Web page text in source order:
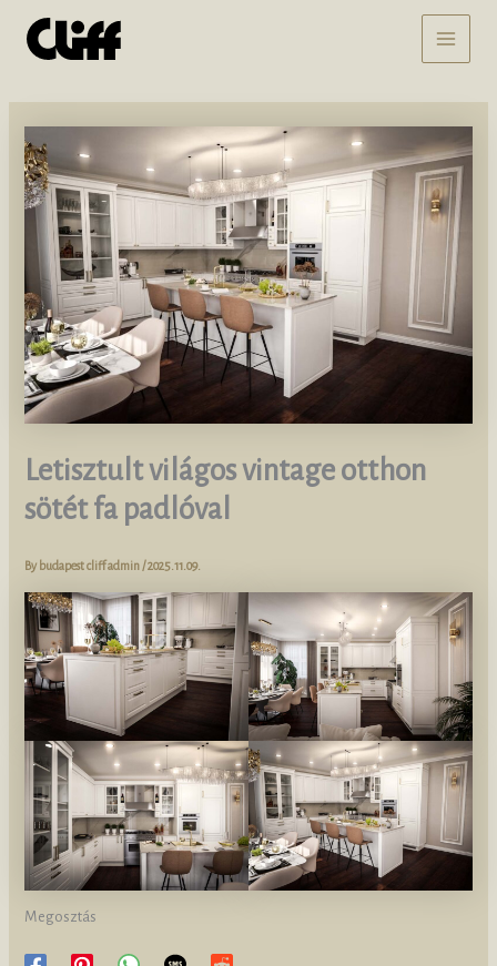
content
Letisztult világos vintage otthon
sötét fa padlóval
By budapest cliff admin/2025.11.09.
Megosztás